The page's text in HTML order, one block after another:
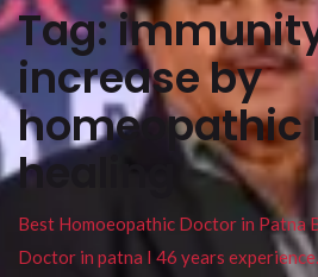
Tag:
increase by
homeopathic
healing
Best Homoeopathic Doctor in Patna
Doctor in patna I 46 years